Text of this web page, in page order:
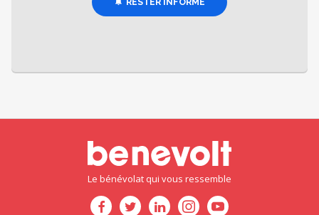
Le bénévolat qui vous ressemble